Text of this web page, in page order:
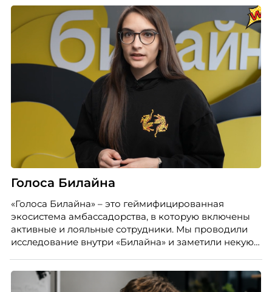
Голоса Билайна
«Голоса Билайна» – это геймифицированная
экосистема амбассадорства, в которую включены
активные и лояльные сотрудники. Мы проводили
исследование внутри «Билайна» и заметили некую
благодарности и публичного признания.